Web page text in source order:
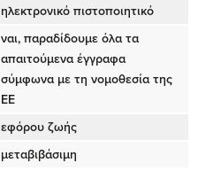
ηλεκτρονικό πιστοποιητικό
ναι, παραδίδουμε όλα τα
απαιτούμενα έγγραφα
σύμφωνα με τη νομοθεσία της
ΕΕ
εφόρου ζωής
μεταβιβάσιμη